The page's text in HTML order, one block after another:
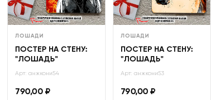
ЛОШАДИ
ПОСТЕР НА СТЕНУ:
"ЛОШАДЬ"
Арт: анжкони54
790,00 ₽
ЛОШАДИ
ПОСТЕР НА СТЕНУ:
"ЛОШАДЬ"
Арт: анжкони53
790,00 ₽